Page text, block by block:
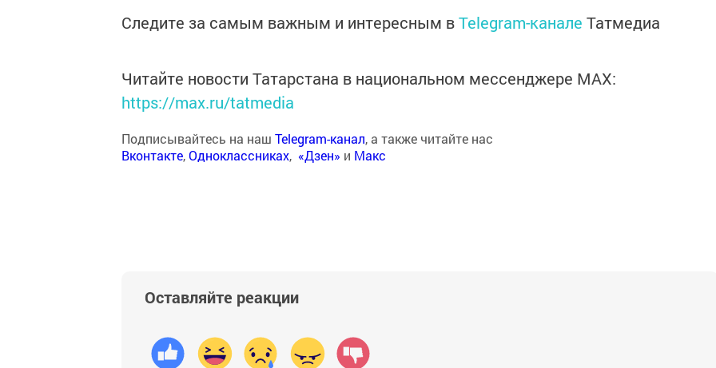
Следите за самым важным и интересным вTelegram-канале Татмедиа
Читайте новости Татарстана в национальном мессенджере MАХ:
https://max.ru/tatmedia
Подписывайтесь на наш Telegram-канал, а также читайте нас
Вконтакте,Одноклассниках, «Дзен» и Макс
Оставляйте реакции